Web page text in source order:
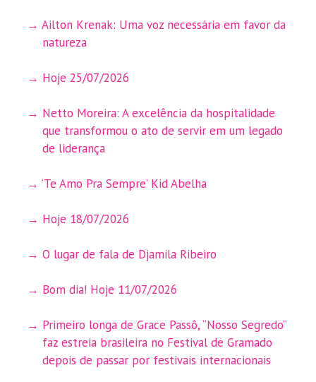
Ailton Krenak: Uma voz necessária em favor da
natureza
Hoje 25/07/2026
Netto Moreira: A excelência da hospitalidade
que transformou o ato de servir em um legado
de liderança
‘Te Amo Pra Sempre’ Kid Abelha
Hoje 18/07/2026
O lugar de fala de Djamila Ribeiro
Bom dia! Hoje 11/07/2026
Primeiro longa de Grace Passô, “Nosso Segredo”
faz estreia brasileira no Festival de Gramado
depois de passar por festivais internacionais